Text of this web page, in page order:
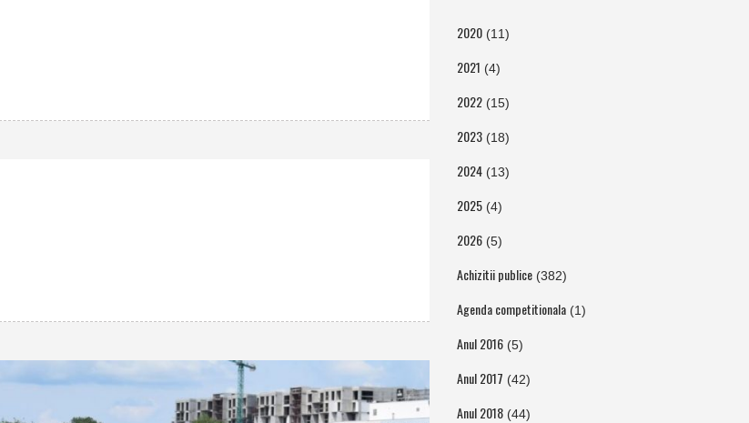
2020(11)
2021 (4)
2022(15)
2023(18)
2024(13)
2025(4)
2026(5)
Achizitii publice(382)
Agenda competitionala(1)
Anul 2016(5)
Anul 2017 (42)
Anul 2018(44)